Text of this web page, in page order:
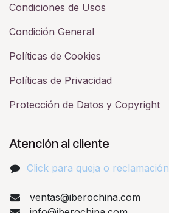
Condiciones de Usos
Condición General
Políticas de Cookies
Políticas de Privacidad
Protección de Datos y Copyright
Atención al cliente
Click para queja o reclamación​
ventas@iberochina.com